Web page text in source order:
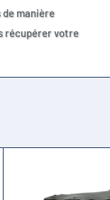
manière
récupérer votre